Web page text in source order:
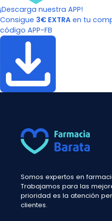
¡Descarga nuestra APP!
Consigue 3€ EXTRA en tu
código APP-FB
Somos expertos en
Trabajamos para las
prioridad es la atención
clientes.